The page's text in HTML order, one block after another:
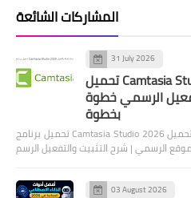
المشاركات الشائعة
31 July 2026
تحميل Camtasia Studio 2026 من الموقع
الرسمي خطوة
بخطوة
تحميل برنامج Camtasia Studio 2026 نسخة كاملة تحميل Camtasia Studio 2026
03 August 2026